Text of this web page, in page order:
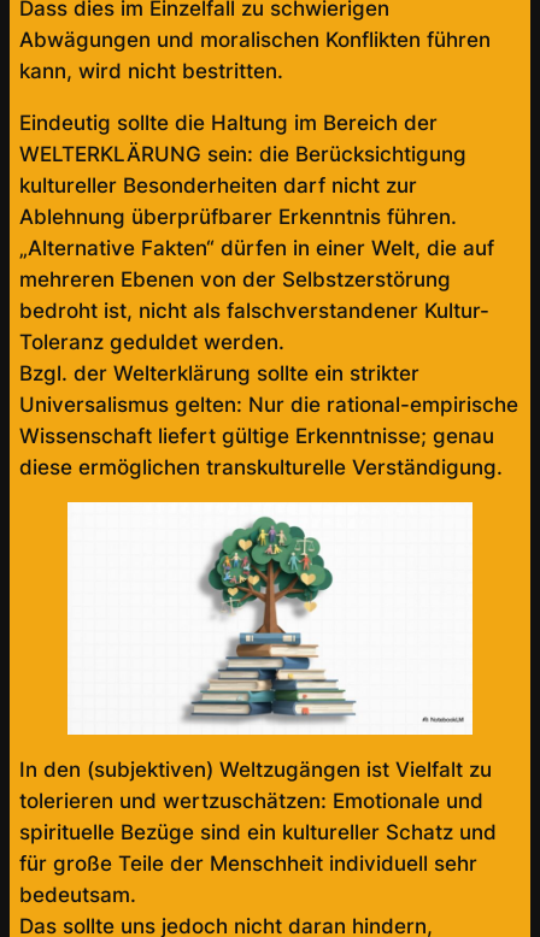
Dass dies im Einzelfall zu schwierigen
Abwägungen und moralischen Konflikten führen
kann, wird nicht bestritten.
Eindeutig sollte die Haltung im Bereich der
WELTERKLÄRUNG sein: die Berücksichtigung
kultureller Besonderheiten darf nicht zur
Ablehnung überprüfbarer Erkenntnis führen.
„Alternative Fakten“ dürfen in einer Welt, die auf
mehreren Ebenen von der Selbstzerstörung
bedroht ist, nicht als falschverstandener Kultur-
Toleranz geduldet werden.
Bzgl. der Welterklärung sollte ein strikter
Universalismus gelten: Nur die rational-empirische
Wissenschaft liefert gültige Erkenntnisse; genau
diese ermöglichen transkulturelle Verständigung.
In den (subjektiven) Weltzugängen ist Vielfalt zu
tolerieren und wertzuschätzen: Emotionale und
spirituelle Bezüge sind ein kultureller Schatz und
für große Teile der Menschheit individuell sehr
bedeutsam.
Das sollte uns jedoch nicht daran hindern,